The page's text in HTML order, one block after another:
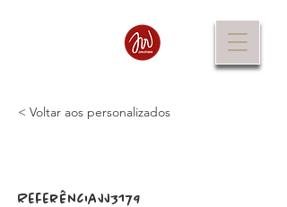
< Voltar aos personalizados
Referência JJ3179